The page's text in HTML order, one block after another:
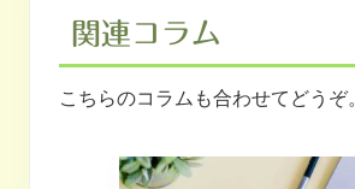
関連コラム
こちらのコラムも合わせてどうぞ。